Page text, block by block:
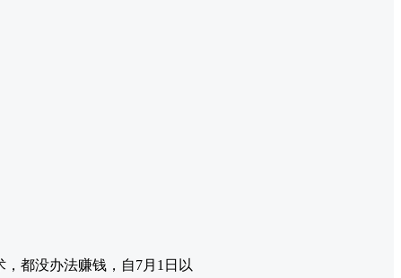
都没办法赚钱，自7月1日以